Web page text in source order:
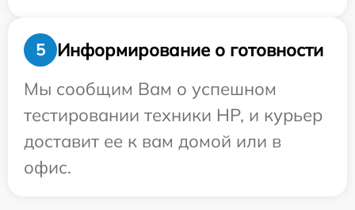
5
Информирование о готовности
Мы сообщим Вам о успешном
тестировании техники HP, и курьер
доставит ее к вам домой или в
офис.